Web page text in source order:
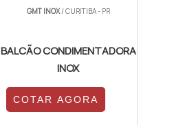
GMT INOX/ CURITIBA - PR
BALCÃO CONDIMENTADORA
INOX
COTAR AGORA